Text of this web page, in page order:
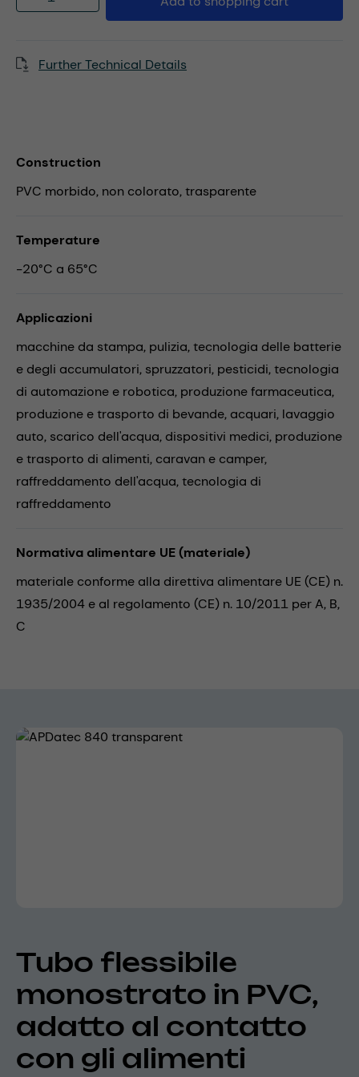
Further Technical Details
Construction
PVC morbido, non colorato, trasparente
Temperature
-20°C a 65°C
Applicazioni
macchine da stampa, pulizia,tecnologia delle batterie
e degli accumulatori, spruzzatori, pesticidi,tecnologia
di automazione e robotica, produzione farmaceutica,
produzione e trasporto di bevande, acquari, lavaggio
auto, scarico dell'acqua, dispositivi medici, produzione
e trasporto di alimenti, caravan e camper,
raffreddamento dell'acqua,tecnologia di
raffreddamento
Normativa alimentare UE (materiale)
materiale conforme alla direttiva alimentare UE (CE) n.
1935/2004 e al regolamento (CE) n. 10/2011 per A, B,
C
Skip image gallery
Tubo flessibile
monostrato in PVC,
adatto al contatto
con gli alimenti